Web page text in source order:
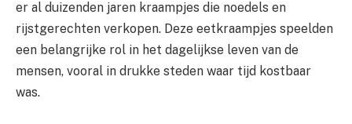
er al duizenden jaren kraampjes die noedels en
rijstgerechten verkopen. Deze eetkraampjes speelden
een belangrijke rol in het dagelijkse leven van de
mensen, vooral in drukke steden waar tijd kostbaar
was.